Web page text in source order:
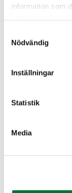
information som
Nödvändig
Inställningar
Statistik
Media